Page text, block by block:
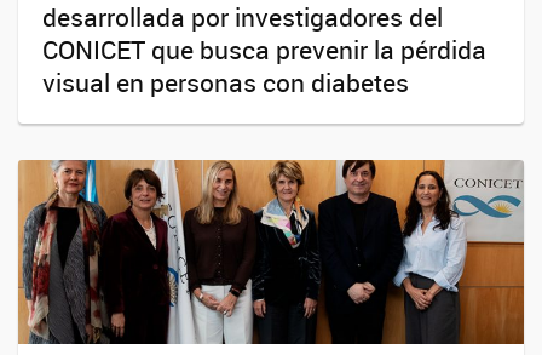
desarrollada por investigadores del
CONICET que busca prevenir la pérdida
visual en personas con diabetes